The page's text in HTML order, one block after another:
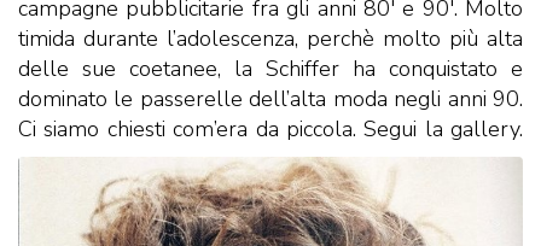
campagne pubblicitarie fra gli anni 80′ e 90′. Molto
timida durante l’adolescenza, perchè molto più alta
delle sue coetanee, la Schiffer ha conquistato e
dominato le passerelle dell’alta moda negli anni 90.
Ci siamo chiesti com’era da piccola. Segui la gallery.